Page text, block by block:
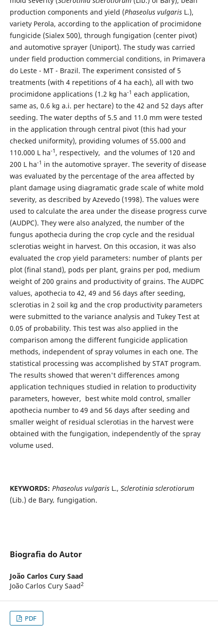
production components and yield (Phaseolus vulgarisL.),
variety Perola, according to the application of procimidone
fungicide (Sialex 500), through fungigation (center pivot)
and automotive sprayer (Uniport). The study was carried
under field production commercial conditions, in Primavera
do Leste - MT - Brazil. The experiment consisted of 5
treatments (with 4 repetitions of 4 ha each), all with two
procimidone applications (1.2 kg ha-1 each application,
same as, 0.6 kg a.i. per hectare) to the 42 and 52 days after
seeding. The water depths of 5.5 and 11.0 mm were tested
in the application through central pivot (this had your
checked uniformity), providing volumes of 55.000 and
110.000 L ha-1 , respectively, and the volumes of 120 and
200 L ha-1 in the automotive sprayer. The severity of disease
was evaluated by the percentage of the area affected by
plant damage using diagramatic grade scale of white mold
severity, as described by Azevedo (1998). The values were
used to calculate the area under the disease progress curve
(AUDPC). They were also analyzed, the number of the
fungus apothecia during the crop cycle and the residual
sclerotias weight in harvest. On this occasion, it was also
evaluated the crop yield parameters: number of plants per
plot (final stand), pods per plant, grains per pod, medium
weight of 200 grains and productivity of grains. The AUDPC
values, apothecia to 42, 49 and 56 days after seeding,
sclerotias in 2 soil kg and the crop productivity parameters
were submitted to the variance analysis and Tukey Test at
0.05 of probability. This test was also applied in the
comparison among the different fungicide application
methods, independent of spray volumes in each one. The
statistical processing was accomplished by STAT program.
The results showed that weren't differences among
application techniques studied in relation to productivity
parameters, however, best white mold control, smaller
apothecia number to 49 and 56 days after seeding and
smaller weight of residual sclerotias in the harvest were
obtained with the fungigation, independently of the spray
volume used.
KEYWORDS: Phaseolus vulgarisL., Sclerotinia sclerotiorum
(Lib.) de Bary, fungigation.
Biografia do Autor
João Carlos Cury Saad
João Carlos Cury Saad2
PDF